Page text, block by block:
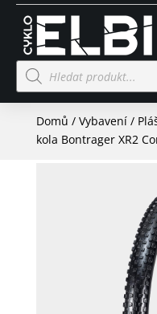
Products
search
Domů / Vybavení/
kola Bontrager XR2